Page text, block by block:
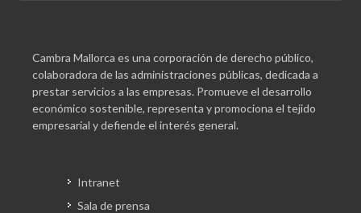
Cambra Mallorca es una corporación de derecho público,
colaboradora de las administraciones públicas, dedicada a
prestar servicios a las empresas. Promueve el desarrollo
económico sostenible, representa y promociona el tejido
empresarial y defiende el interés general.
Intranet
Sala de prensa